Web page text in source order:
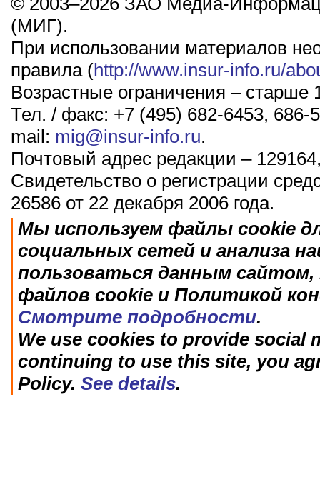
(МИГ).
При использовании материалов
правила (http://www.insur-info.ru/
Возрастные ограничения – старше
Тел. / факс: +7 (495) 682-6453, 686-
mail: mig@insur-info.ru.
Почтовый адрес редакции –
Свидетельство о регистрации
26586 от 22 декабря 2006 года.
Мы используем файлы cookie
социальных сетей и анализа
пользоваться данным
файлов cookie и Политикой
Смотрите подробности.
We use cookies to provide social
continuing to use this site, you
Policy. See details.